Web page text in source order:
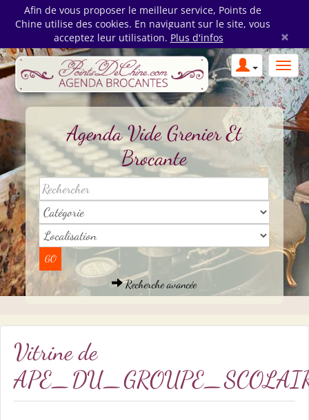
Afin de vous proposer le meilleur service, Points de
Chine utilise des cookies. En naviguant sur le site, vous
acceptez leur utilisation. Plus d'infos ×
Agenda Vide Grenier Et
Brocante
Recherche avancée
Vitrine de